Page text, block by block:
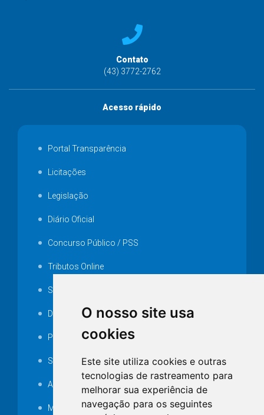
O nosso site usa
cookies
Este site utiliza cookies e outras
tecnologias de rastreamento para
melhorar sua experiência de
navegação para os seguintes
Contato
(43) 3772-2762
Acesso rápido
Portal Transparência
Licitações
Legislação
Diário Oficial
Concurso Público / PSS
Tributos Online
Serviços ISS-E
Decretos
Portarias
SAMAE
Audiência pública
MANUTENÇÃO DE ILUMINAÇÃO PÚBLICA